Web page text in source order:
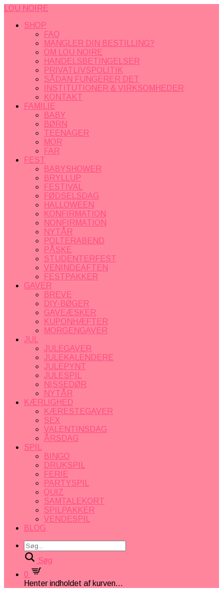
LOU NOIRE
SHOP
FAQ
MANGLER DIN BESTILLING?
OM LOU NOIRE
HANDELSBETINGELSER
PRIVATLIVSPOLITIK
SÅDAN FUNGERER DET
INSTITUTIONER & VIRKSOMHEDER
KONTAKT
FAMILIE
BABY
BØRN
TEENAGER
MOR
FAR
FEST
BABYSHOWER
BRYLLUP
FESTIVAL
FØDSELSDAG
HALLOWEEN
KONFIRMATION
NONFIRMATION
NYTÅR
POLTERABEND
PÅSKE
STUDENTERFEST
VENINDEAFTEN
FESTPAKKER
GAVER
BREVE
DIY-BØGER
GAVEÆSKER
KUPONHÆFTER
MORGENGAVER
JUL
JULEGAVER
JULEKALENDERE
JULEPYNT
JULESPIL
NISSEDØR
NYTÅR
KÆRLIGHED
KÆRESTEGAVER
SEX
VALENTINSDAG
ÅRSDAG
SPIL
BINGO
DRUKSPIL
FERIE
PARTYSPIL
QUIZ
SAMTALEKORT
SPILPAKKER
VENDESPIL
BLOG
Søg
0
Henter indholdet af kurven...